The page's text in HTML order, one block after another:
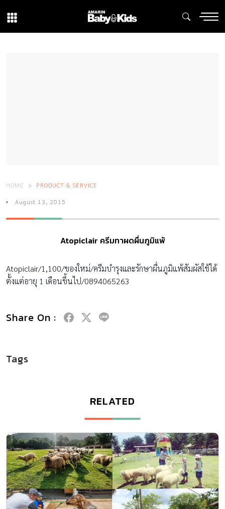
HOME PRODUCT & SERVICE
August 13, 2015
Atopiclair ครีมทาผดผื่นภูมิแพ้
Atopiclair/1,100/ของใหม่/ครีมบำรุงและรักษาผื่นภูมิแพ้สัมผัสใช้ได้
ตั้งแต่อายุ 1 เดือนขึ้นไป/0894065263
Share On :
Tags
RELATED